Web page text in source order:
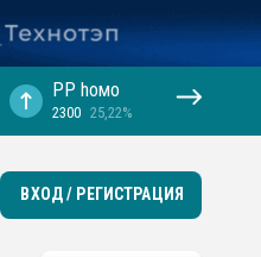
PP hомо
2300 25,22%
ВХОД / РЕГИСТРАЦИЯ